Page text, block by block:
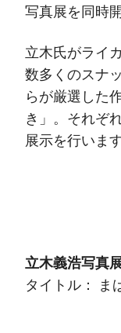
写真展を同時
立木氏がライ
数多くのスナ
らが厳選した
き」。それぞ
展示を行います
立木義浩写真
タイトル： ま